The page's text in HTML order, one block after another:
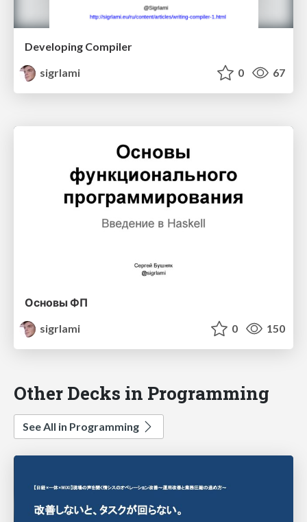
Developing Compiler
sigrlami
0 67
Основы ФП
sigrlami
0 150
Other Decks in Programming
See All in Programming